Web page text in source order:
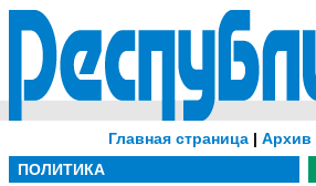
Главная страница | Архив
ПОЛИТИКА